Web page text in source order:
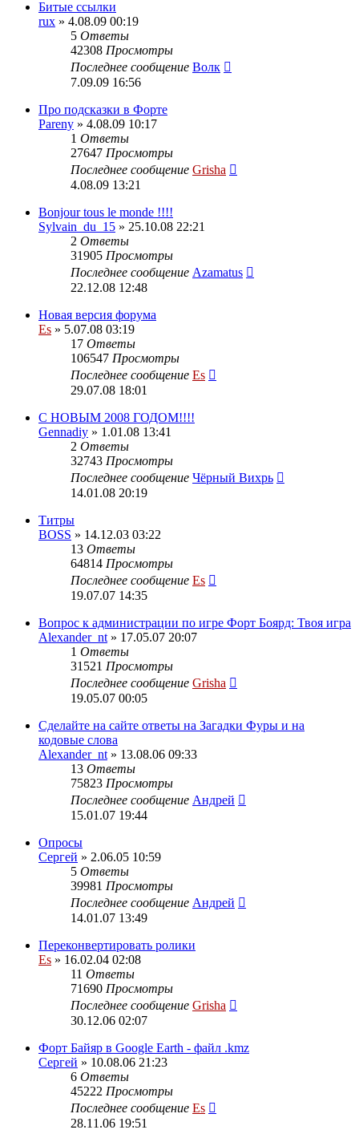
Битые ссылки
rux » 4.08.09 00:19
5 Ответы
42308 Просмотры
Последнее сообщение Волк
7.09.09 16:56
Про подсказки в Форте
Pareny » 4.08.09 10:17
1 Ответы
27647 Просмотры
Последнее сообщение Grisha
4.08.09 13:21
Bonjour tous le monde !!!!
Sylvain_du_15 » 25.10.08 22:21
2 Ответы
31905 Просмотры
Последнее сообщение Azamatus
22.12.08 12:48
Новая версия форума
Es » 5.07.08 03:19
17 Ответы
106547 Просмотры
Последнее сообщение Es
29.07.08 18:01
C НОВЫМ 2008 ГОДОМ!!!!
Gennadiy » 1.01.08 13:41
2 Ответы
32743 Просмотры
Последнее сообщение Чёрный Вихрь
14.01.08 20:19
Титры
BOSS » 14.12.03 03:22
13 Ответы
64814 Просмотры
Последнее сообщение Es
19.07.07 14:35
Вопрос к администрации по игре Форт Боярд: Твоя игра
Alexander_nt » 17.05.07 20:07
1 Ответы
31521 Просмотры
Последнее сообщение Grisha
19.05.07 00:05
Сделайте на сайте ответы на Загадки Фуры и на
кодовые слова
Alexander_nt » 13.08.06 09:33
13 Ответы
75823 Просмотры
Последнее сообщение Андрей
15.01.07 19:44
Опросы
Сергей » 2.06.05 10:59
5 Ответы
39981 Просмотры
Последнее сообщение Андрей
14.01.07 13:49
Переконвертировать ролики
Es » 16.02.04 02:08
11 Ответы
71690 Просмотры
Последнее сообщение Grisha
30.12.06 02:07
Форт Байяр в Google Earth - файл .kmz
Сергей » 10.08.06 21:23
6 Ответы
45222 Просмотры
Последнее сообщение Es
28.11.06 19:51